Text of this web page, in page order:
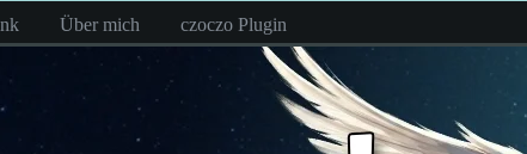
Über mich czoczo Plugin